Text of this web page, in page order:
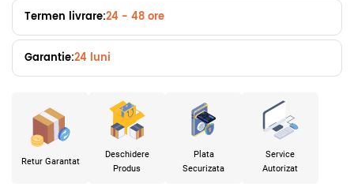
Termen livrare:24 - 48 ore
Garantie:24 luni
Retur Garantat
Deschidere
Produs
Plata
Securizata
Service
Autorizat